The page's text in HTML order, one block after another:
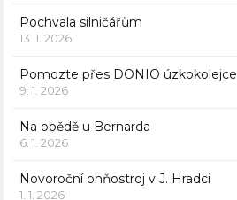
Pochvala silničářům
13. 1. 2026
Pomozte přes DONIO úzkokolejce
9. 1. 2026
Na obědě u Bernarda
6. 1. 2026
Novoroční ohňostroj v J. Hradci
1. 1. 2026